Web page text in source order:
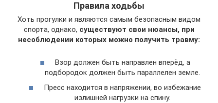
Правила ходьбы
Хоть прогулки и являются самым безопасным видом
спорта, однако, существуют свои нюансы, при
несоблюдении которых можно получить травму:
Взор должен быть направлен вперёд, а
подбородок должен быть параллелен земле.
Пресс находится в напряжении, во избежание
излишней нагрузки на спину.